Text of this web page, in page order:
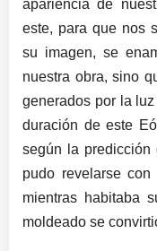
apariencia de
este, para que nos
su imagen, se
nuestra obra, sino
generados por la
duración de este
según la
pudo revelarse
mientras habitaba
moldeado se